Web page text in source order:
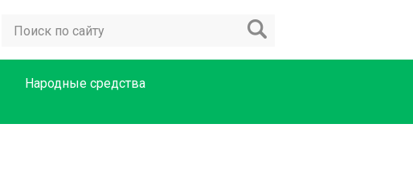
Народные средства